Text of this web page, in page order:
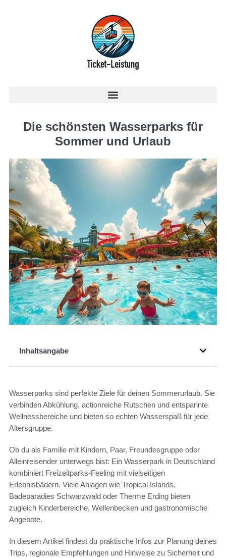
Die schönsten Wasserparks für
Sommer und Urlaub
Inhaltsangabe
Wasserparks sind perfekte Ziele für deinen Sommerurlaub. Sie
verbinden Abkühlung, actionreiche Rutschen und entspannte
Wellnessbereiche und bieten so echten Wasserspaß für jede
Altersgruppe.
Ob du als Familie mit Kindern, Paar, Freundesgruppe oder
Alleinreisender unterwegs bist: Ein Wasserpark in Deutschland
kombiniert Freizeitparks‑Feeling mit vielseitigen
Erlebnisbädern. Viele Anlagen wie Tropical Islands,
Badeparadies Schwarzwald oder Therme Erding bieten
zugleich Kinderbereiche, Wellenbecken und gastronomische
Angebote.
In diesem Artikel findest du praktische Infos zur Planung deines
Trips, regionale Empfehlungen und Hinweise zu Sicherheit und